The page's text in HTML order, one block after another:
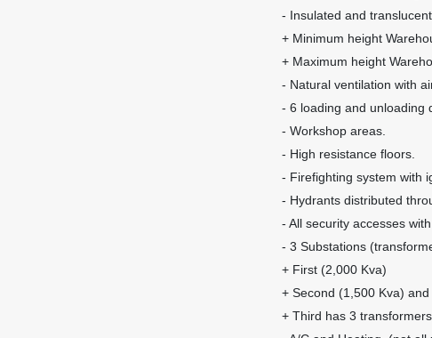
- Insulated and
+ Minimum height
+ Maximum height
- Natural ventilation with
- 6 loading and unloading
- Workshop areas.
- High resistance floors.
- Firefighting system with
- Hydrants distributed
- All security accesses
- 3 Substations
+ First (2,000 Kva)
+ Second (1,500 Kva)
+ Third has 3